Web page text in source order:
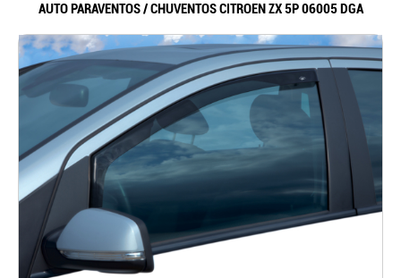
AUTO PARAVENTOS / CHUVENTOS CITROEN ZX 5P 06005 DGA